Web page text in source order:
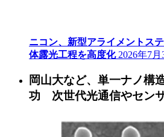
ニコン、新型アライメントス
体露光工程を高度化 2026年7月
岡山大など、単一ナノ構
功 次世代光通信やセン